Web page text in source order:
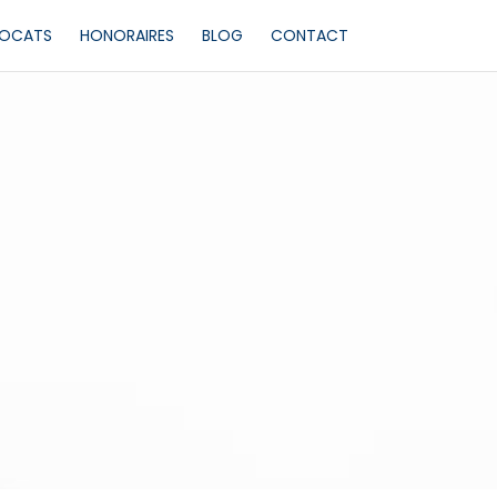
HONORAIRES BLOG CONTACT